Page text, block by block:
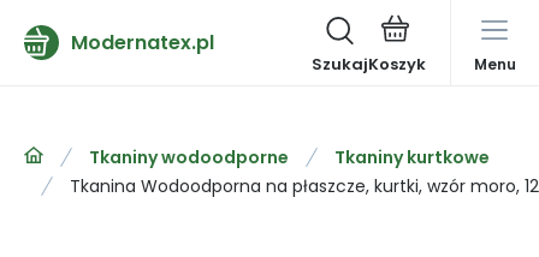
Modernatex.pl
Szukaj Menu
Tkaniny wodoodporne
Tkaniny kurtkowe
Tkanina Wodoodporna na płaszcze, kurtki, wzór moro,